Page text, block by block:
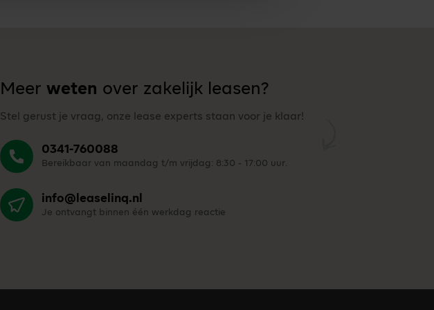
Meer weten over zakelijk leasen?
Stel gerust je vraag, onze lease experts staan voor je klaar!
0341-760088
Bereikbaar van maandag t/m vrijdag: 8:30 - 17:00 uur.
info@leaselinq.nl
Je ontvangt binnen één werkdag reactie